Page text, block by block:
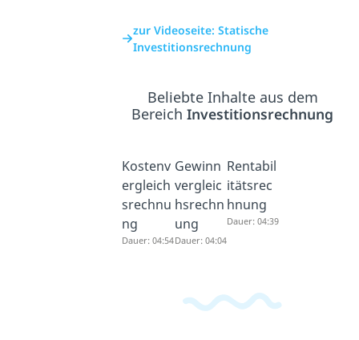
zur Videoseite: Statische
Investitionsrechnung
Beliebte Inhalte aus dem
BereichInvestitionsrechnung
Kostenv
ergleich
srechnu
ng
Dauer: 04:54
Gewinn
vergleic
hsrechn
ung
Dauer: 04:04
Rentabil
itätsrec
hnung
Dauer: 04:39